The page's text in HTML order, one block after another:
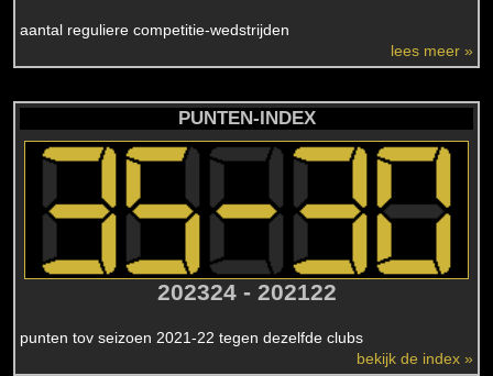
aantal reguliere competitie-wedstrijden
lees meer »
PUNTEN-INDEX
202324 - 202122
punten tov seizoen 2021-22 tegen dezelfde clubs
bekijk de index »